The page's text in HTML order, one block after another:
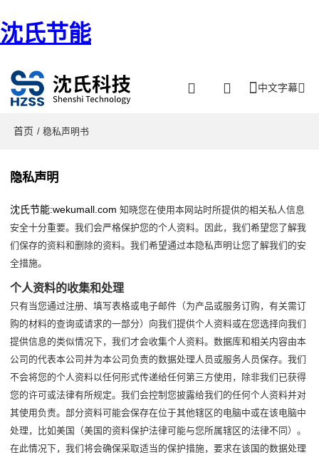
沈氏节能
中文字幕
首页 / 稳私声明书
隐私声明
沈氏节能:wekumall.com 知晓您在使用本网站时所提供的相关私人信息
安全十分重要。我们会严格保护您的个人资料。因此，我们希望您了解我
们保存的资料和删除的资料。我们希望通过本隐私声明让您了解我们的安
全措施。
个人资料的收集和处理
只有当您通过注册、填写表格或电子邮件（为产品或服务订购，有关需订
购的材料的查询或请求的一部分）向我们提供个人资料或在您选择向我们
提供信息的类似情况下，我们才会收集个人资料。数据库和相关内容由本
公司的代表本公司并为本公司负责的数据处理人员或服务人员保存。我们
不会将您的个人资料以任何形式传递给任何第三方使用，除非我们已获得
您的许可或法律有所规定。我们会控制您披露给我们的任何个人资料并对
其使用负责。部分资料可能会保存在位于其他辖区的电脑中或在该电脑中
处理，比如美国（美国的资料保护法律可能与您所属辖区的法律不同）。
在此情况下，我们将会确保采取适当的保护措施，要求在该国的数据处理